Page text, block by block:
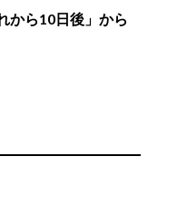
から10日後」から